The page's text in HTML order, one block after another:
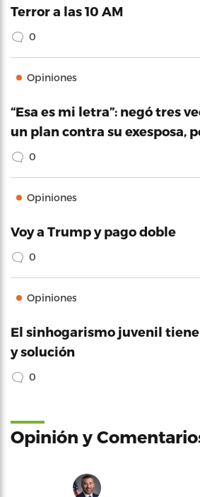
Terror a las 10 AM
0
Opiniones
“Esa es mi letra”: negó tres
un plan contra su exesposa,
0
Opiniones
Voy a Trump y pago doble
0
Opiniones
El sinhogarismo juvenil
y solución
0
Opinión y